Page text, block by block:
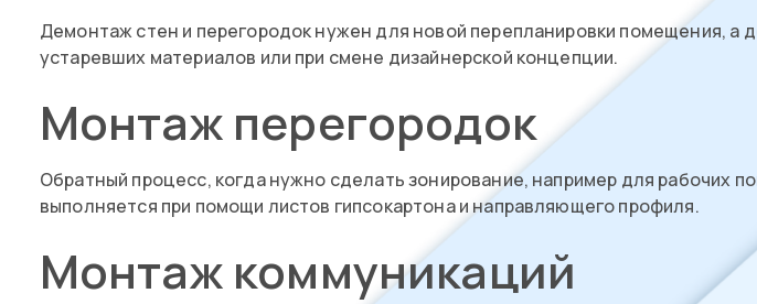
Демонтаж стен и перегородок нужен для новой перепланировки помещения, а
устаревших материалов или при смене дизайнерской концепции.
Монтаж перегородок
Обратный процесс, когда нужно сделать зонирование, например для рабочих
выполняется при помощи листов гипсокартона и направляющего профиля.
Монтаж коммуникаций